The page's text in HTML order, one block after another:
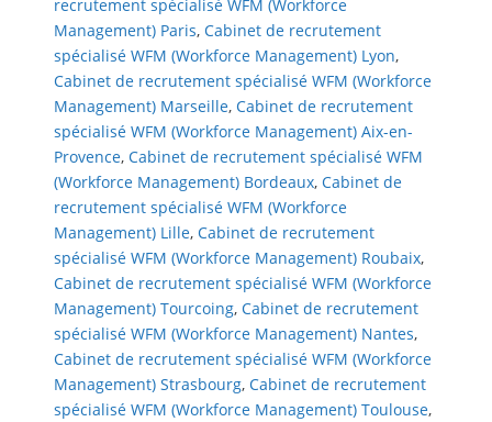
recrutement spécialisé WFM (Workforce
Management) Paris, Cabinet de recrutement
spécialisé WFM (Workforce Management) Lyon,
Cabinet de recrutement spécialisé WFM (Workforce
Management) Marseille, Cabinet de recrutement
spécialisé WFM (Workforce Management) Aix-en-
Provence, Cabinet de recrutement spécialisé WFM
(Workforce Management) Bordeaux, Cabinet de
recrutement spécialisé WFM (Workforce
Management) Lille, Cabinet de recrutement
spécialisé WFM (Workforce Management) Roubaix,
Cabinet de recrutement spécialisé WFM (Workforce
Management) Tourcoing, Cabinet de recrutement
spécialisé WFM (Workforce Management) Nantes,
Cabinet de recrutement spécialisé WFM (Workforce
Management) Strasbourg, Cabinet de recrutement
spécialisé WFM (Workforce Management) Toulouse,